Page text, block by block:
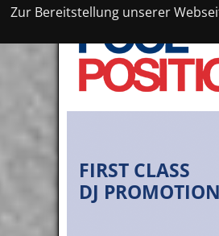
Zur Bereitstellung unserer
FIRST CLASS
DJ PROMOTION